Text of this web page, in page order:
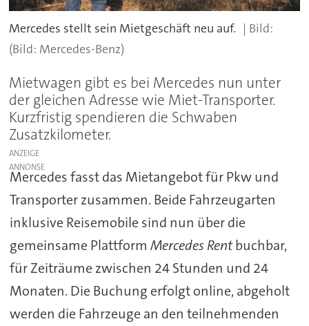
Mercedes stellt sein Mietgeschäft neu auf.
(Bild: Mercedes-Benz)
Mietwagen gibt es bei Mercedes nun unter
der gleichen Adresse wie Miet-Transporter.
Kurzfristig spendieren die Schwaben
Zusatzkilometer.
ANZEIGE
Mercedes fasst das Mietangebot für Pkw und
Transporter zusammen. Beide Fahrzeugarten
inklusive Reisemobile sind nun über die
gemeinsame Plattform Mercedes Rentbuchbar,
für Zeiträume zwischen 24 Stunden und 24
Monaten. Die Buchung erfolgt online, abgeholt
werden die Fahrzeuge an den teilnehmenden